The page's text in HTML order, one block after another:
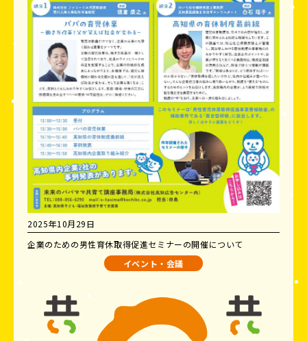
2025年10月29日
企業のための男性育休取得促進セミナーの開催について
イベント・会議